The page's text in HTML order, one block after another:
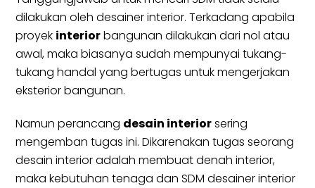
dilakukan oleh desainer interior. Terkadang apabila
proyek interiorbangunan dilakukan dari nol atau
awal, maka biasanya sudah mempunyai tukang-
tukang handal yang bertugas untuk mengerjakan
eksterior bangunan.
Namun perancang desain interiorsering
mengemban tugas ini. Dikarenakan tugas seorang
desain interior adalah membuat denah interior,
maka kebutuhan tenaga dan SDM desainer interior